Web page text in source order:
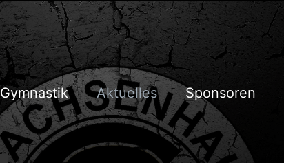
Gymnastik Aktuelles Sponsoren